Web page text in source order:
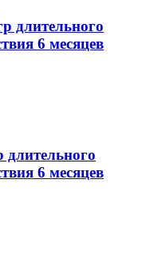
длительного
6 месяцев
длительного
6 месяцев